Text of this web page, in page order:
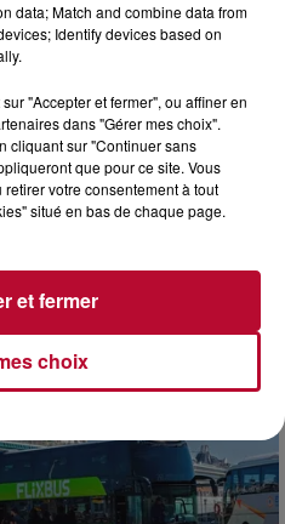
POUR CETTE SEMAINE
La semaine débute, et
data; Match and combine data from
Identify devices based on
"Accepter et fermer", ou affiner en
dans "Gérer mes choix".
cliquant sur "Continuer sans
que pour ce site. Vous
votre consentement à tout
situé en bas de chaque page.
choix
et fermer